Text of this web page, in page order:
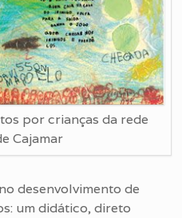
por crianças da rede
Cajamar
desenvolvimento de
um didático, direto